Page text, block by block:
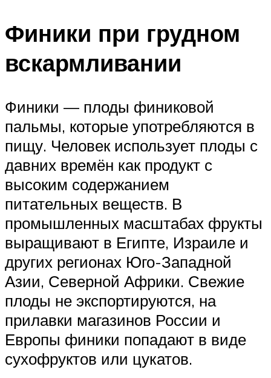
Финики при грудном
вскармливании
Финики — плоды финиковой
пальмы, которые употребляются в
пищу. Человек использует плоды с
давних времён как продукт с
высоким содержанием
питательных веществ. В
промышленных масштабах фрукты
выращивают в Египте, Израиле и
других регионах Юго-Западной
Азии, Северной Африки. Свежие
плоды не экспортируются, на
прилавки магазинов России и
Европы финики попадают в виде
сухофруктов или цукатов.